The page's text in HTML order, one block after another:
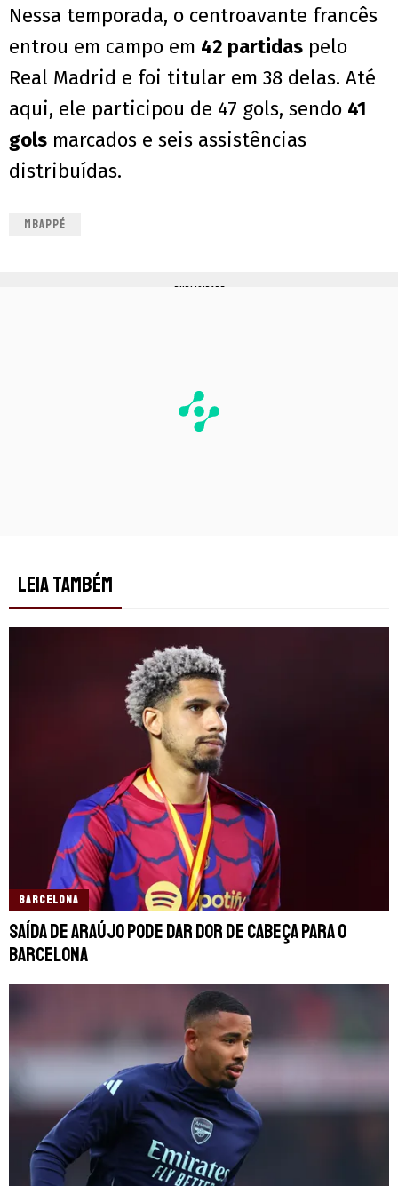
Nessa temporada, o centroavante francês
entrou em campo em 42 partidas pelo
Real Madrid e foi titular em 38 delas. Até
aqui, ele participou de 47 gols, sendo 41
gols marcados e seis assistências
distribuídas.
MBAPPÉ
PUBLICIDADE
LEIA TAMBÉM
BARCELONA
Saída de Araújo pode dar dor de cabeça para o
Barcelona